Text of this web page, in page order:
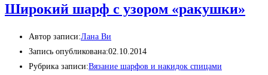
Широкий шарф с узором «ракушки»
Автор записи:Лана Ви
Запись опубликована:02.10.2014
Рубрика записи:Вязание шарфов и накидок спицами